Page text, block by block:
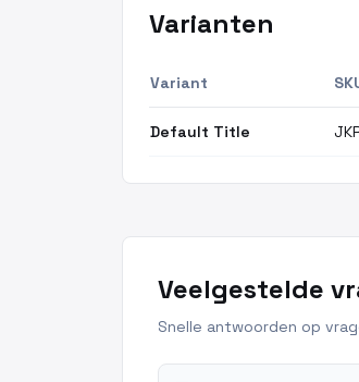
Varianten
Variant
Default Title
Veelgestelde
Snelle antwoorden op